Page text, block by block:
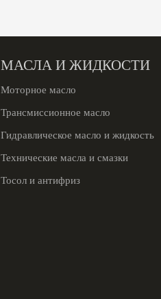
МАСЛА И ЖИДКОСТИ
Моторное масло
Трансмиссионное масло
Гидравлическое масло и жидкость
Технические масла и смазки
Тосол и антифриз